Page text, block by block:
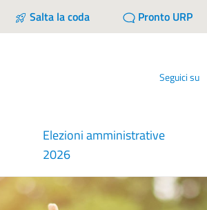
Salta la coda Pronto URP
Seguici su
Elezioni amministrative
2026